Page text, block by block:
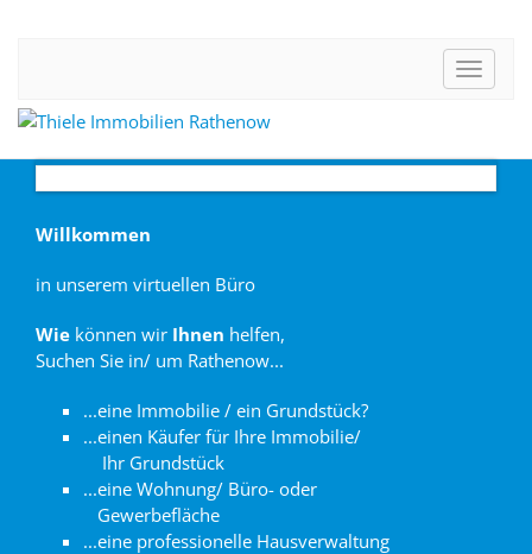
Toggle
Willkommen
in unserem virtuellen Büro
Wie können wir Ihnen helfen,
Suchen Sie in/ um Rathenow...
...eine Immobilie / ein Grundstück?
...einen Käufer für Ihre Immobilie/
Ihr Grundstück
...eine Wohnung/ Büro- oder
Gewerbefläche
...eine professionelle Hausverwaltung